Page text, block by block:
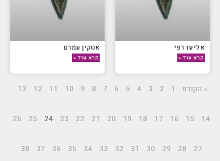
אליעז רפי
קרא עוד »
אטקין עמרם
קרא עוד »
« הקודם 1
2
3
4
5
6
7
8
9
10
11
12
13
14
15
16
17
18
19
20
21
22
23
24
25
26
27
28
29
30
31
32
33
34
35
36
37
38